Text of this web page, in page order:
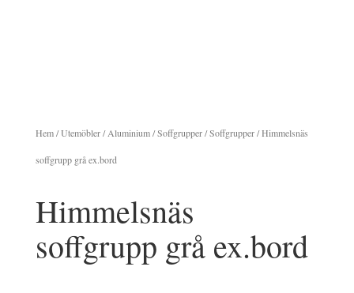
Hem/Utemöbler/Aluminium/Soffgrupper/Soffgrupper/ Himmelsnäs
soffgrupp grå ex.bord
Himmelsnäs
soffgrupp grå ex.bord